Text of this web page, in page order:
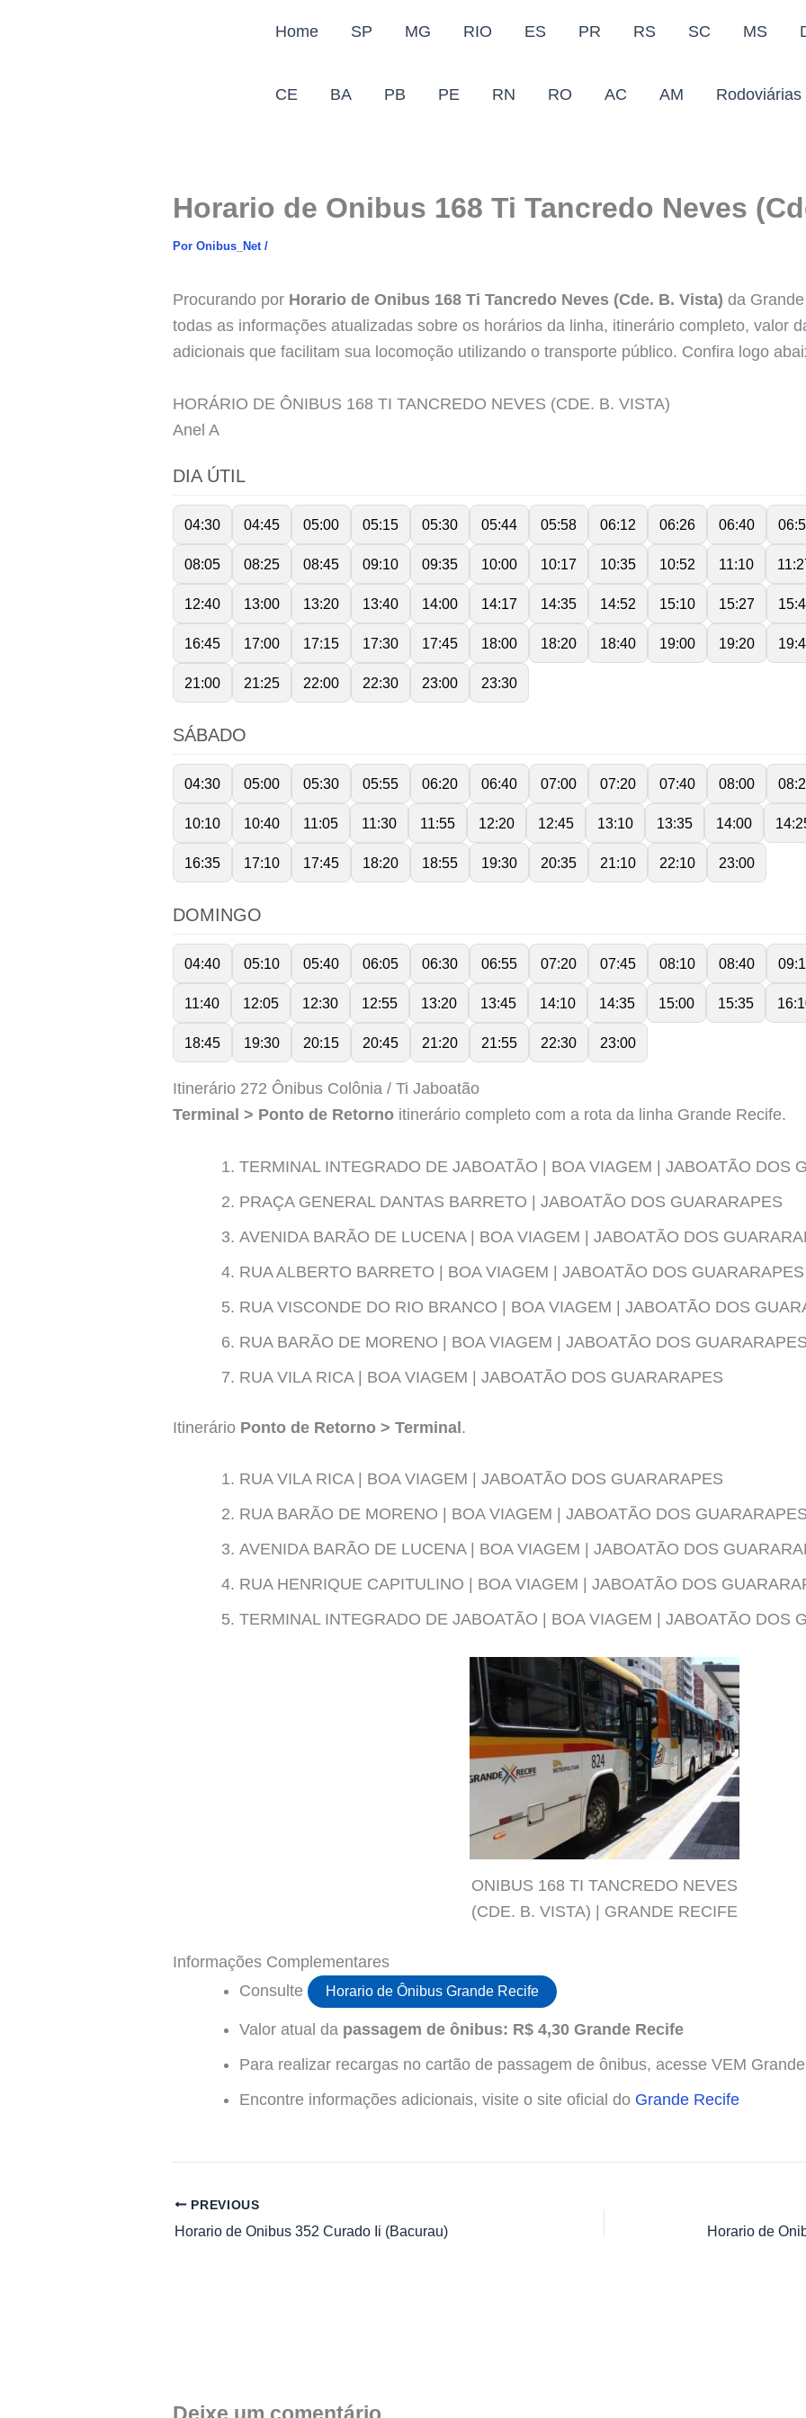
Home SP MG RIO ES PR RS SC MS
CE BA PB PE RN RO AC AM Rodoviárias
Horario de Onibus 168 Ti Tancredo Neves
Por Onibus_Net /
Procurando por Horario de Onibus 168 Ti Tancredo Neves (Cde. B. Vista) da
todas as informações atualizadas sobre os horários da linha, itinerário completo, valor
adicionais que facilitam sua locomoção utilizando o transporte público. Confira logo
HORÁRIO DE ÔNIBUS 168 TI TANCREDO NEVES (CDE. B. VISTA)
Anel A
DIA ÚTIL
04:30 04:45 05:00 05:15 05:30 05:44 05:58 06:12 06:26 06:40
08:05 08:25 08:45 09:10 09:35 10:00 10:17 10:35 10:52 11:10
12:40 13:00 13:20 13:40 14:00 14:17 14:35 14:52 15:10 15:27
16:45 17:00 17:15 17:30 17:45 18:00 18:20 18:40 19:00 19:20
21:00 21:25 22:00 22:30 23:00 23:30
SÁBADO
04:30 05:00 05:30 05:55 06:20 06:40 07:00 07:20 07:40 08:00
10:10 10:40 11:05 11:30 11:55 12:20 12:45 13:10 13:35 14:00
16:35 17:10 17:45 18:20 18:55 19:30 20:35 21:10 22:10 23:00
DOMINGO
04:40 05:10 05:40 06:05 06:30 06:55 07:20 07:45 08:10 08:40
11:40 12:05 12:30 12:55 13:20 13:45 14:10 14:35 15:00 15:35
18:45 19:30 20:15 20:45 21:20 21:55 22:30 23:00
Itinerário 272 Ônibus Colônia / Ti Jaboatão
Terminal > Ponto de Retorno itinerário completo com a rota da linha Grande Recife.
TERMINAL INTEGRADO DE JABOATÃO | BOA VIAGEM | JABOATÃO DOS
PRAÇA GENERAL DANTAS BARRETO | JABOATÃO DOS GUARARAPES
AVENIDA BARÃO DE LUCENA | BOA VIAGEM | JABOATÃO DOS
RUA ALBERTO BARRETO | BOA VIAGEM | JABOATÃO DOS GUARARAPES
RUA VISCONDE DO RIO BRANCO | BOA VIAGEM | JABOATÃO DOS
RUA BARÃO DE MORENO | BOA VIAGEM | JABOATÃO DOS GUARARAPES
RUA VILA RICA | BOA VIAGEM | JABOATÃO DOS GUARARAPES
Itinerário Ponto de Retorno > Terminal.
RUA VILA RICA | BOA VIAGEM | JABOATÃO DOS GUARARAPES
RUA BARÃO DE MORENO | BOA VIAGEM | JABOATÃO DOS GUARARAPES
AVENIDA BARÃO DE LUCENA | BOA VIAGEM | JABOATÃO DOS
RUA HENRIQUE CAPITULINO | BOA VIAGEM | JABOATÃO DOS
TERMINAL INTEGRADO DE JABOATÃO | BOA VIAGEM | JABOATÃO DOS
ONIBUS 168 TI TANCREDO NEVES
(CDE. B. VISTA) | GRANDE RECIFE
Informações Complementares
Consulte
Horario de Ônibus Grande Recife
Valor atual da passagem de ônibus: R$ 4,30 Grande Recife
Para realizar recargas no cartão de passagem de ônibus, acesse VEM
Encontre informações adicionais, visite o site oficial do Grande Recife
PREVIOUS
Horario de Onibus 352 Curado Ii (Bacurau)
Deixe um comentário